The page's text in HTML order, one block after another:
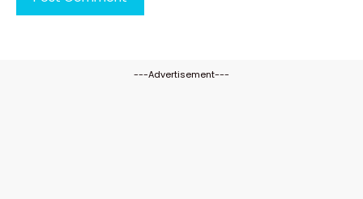
---Advertisement---